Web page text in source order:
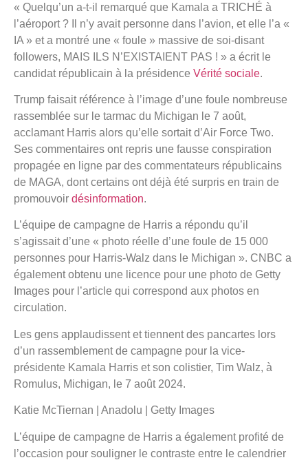
« Quelqu’un a-t-il remarqué que Kamala a TRICHÉ à
l’aéroport ? Il n’y avait personne dans l’avion, et elle l’a «
IA » et a montré une « foule » massive de soi-disant
followers, MAIS ILS N’EXISTAIENT PAS ! » a écrit le
candidat républicain à la présidence Vérité sociale.
Trump faisait référence à l’image d’une foule nombreuse
rassemblée sur le tarmac du Michigan le 7 août,
acclamant Harris alors qu’elle sortait d’Air Force Two.
Ses commentaires ont repris une fausse conspiration
propagée en ligne par des commentateurs républicains
de MAGA, dont certains ont déjà été surpris en train de
promouvoir désinformation.
L’équipe de campagne de Harris a répondu qu’il
s’agissait d’une « photo réelle d’une foule de 15 000
personnes pour Harris-Walz dans le Michigan ». CNBC a
également obtenu une licence pour une photo de Getty
Images pour l’article qui correspond aux photos en
circulation.
Les gens applaudissent et tiennent des pancartes lors
d’un rassemblement de campagne pour la vice-
présidente Kamala Harris et son colistier, Tim Walz, à
Romulus, Michigan, le 7 août 2024.
Katie McTiernan | Anadolu | Getty Images
L’équipe de campagne de Harris a également profité de
l’occasion pour souligner le contraste entre le calendrier